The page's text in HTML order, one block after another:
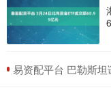
易资配平台 巴勒斯